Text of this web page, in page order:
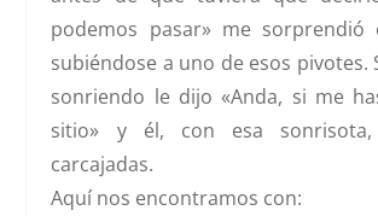
podemos pasar» me sorprendió
subiéndose a uno de esos pivotes.
sonriendo le dijo «Anda, si me
sitio» y él, con esa
carcajadas.
Aquí nos encontramos con: